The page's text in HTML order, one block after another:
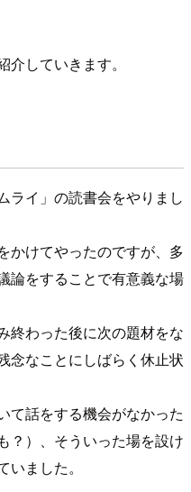
していきます。
ライ」の読書会をやりまし
かけてやったのですが、多
論をすることで有意義な場
終わった後に次の題材をな
念なことにしばらく休止状
て話をする機会がなかった
？）、そういった場を設け
ました。